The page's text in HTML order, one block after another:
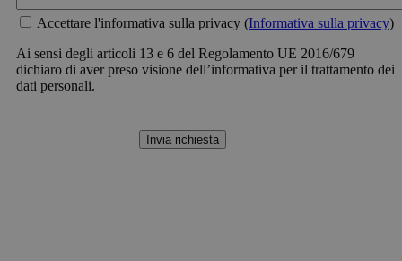
Accettare l'informativa sulla privacy (Informativa sulla privacy)
Ai sensi degli articoli 13 e 6 del Regolamento UE 2016/679
dichiaro di aver preso visione dell’informativa per il trattamento dei
dati personali.
Invia richiesta